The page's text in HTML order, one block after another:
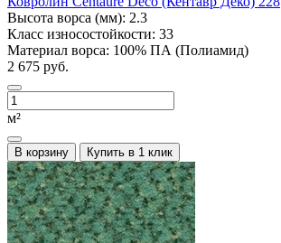
Высота ворса (мм): 2.3
Класс износостойкости: 33
Материал ворса: 100% ПА (Полиамид)
2 675 руб.
м²
В корзину Купить в 1 клик